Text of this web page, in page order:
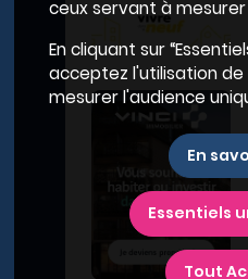
ceux servant à
En cliquant sur
acceptez l'utilisation
mesurer l'audience
En
Essentiels
Tout